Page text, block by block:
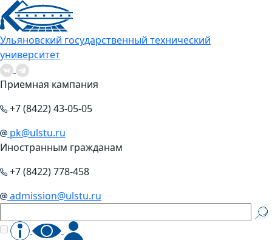
Ульяновский государственный технический
университет
Приемная кампания
+7 (8422) 43-05-05
pk@ulstu.ru
Иностранным гражданам
+7 (8422) 778-458
admission@ulstu.ru